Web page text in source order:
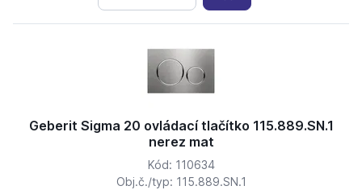
Geberit Sigma 20 ovládací tlačítko 115.889.SN.1
nerez mat
Kód: 110634
Obj.č./typ: 115.889.SN.1